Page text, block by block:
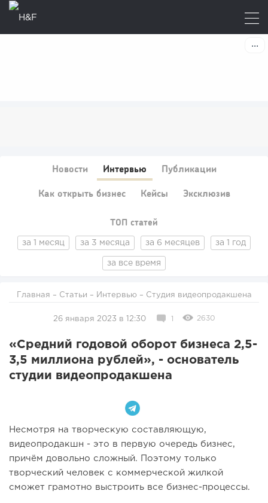
Новости Интервью Публикации
Как открыть бизнес Кейсы Эксклюзив
ТОП статей
за 1 месяц за 3 месяца за 6 месяцев за 1 год
за все время
Главная – Статьи – Интервью – Студия видеопродакшена
26 января 2023 в 12:30 2630
«Средний годовой оборот бизнеса 2,5-
3,5 миллиона рублей», - основатель
студии видеопродакшена
Несмотря на творческую составляющую,
видеопродакшн - это в первую очередь бизнес,
причём довольно сложный. Поэтому только
творческий человек с коммерческой жилкой
сможет грамотно выстроить все бизнес-процессы.